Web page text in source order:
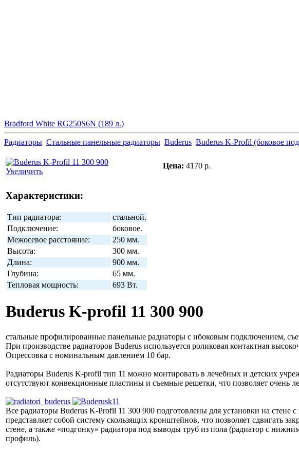
Bradford White RG250S6N (189 л.)
Радиаторы Стальные панельные радиаторы Buderus Buderus K-Profil (боковое
Увеличить
Цена: 4170 р.
Характеристики:
Тип радиатора:
стальной.
Подключение:
боковое.
Межосевое расстояние:
250 мм.
Высота:
300 мм.
Длина:
900 мм.
Глубина:
65 мм.
Тепловая мощность:
693 Вт.
Buderus K-profil 11 300 900
стальные профилированные панельные радиаторы с нбоковым подключением,
При производстве радиаторов Buderus используется роликовая контактная
Опрессовка с номинальным давлением 10 бар.
Радиаторы Buderus K-profil тип 11 можно монтировать в лечебных и детских
отсутствуют конвекционные пластины и съемные решетки, что позволяет очень
Все радиаторы Buderus K-Profil 11 300 900 подготовлены для установки на
представляет собой систему скользящих кронштейнов, что позволяет сдвигать
стене, а также «подгонку» радиатора под выводы труб из пола (радиатор с
профиль).